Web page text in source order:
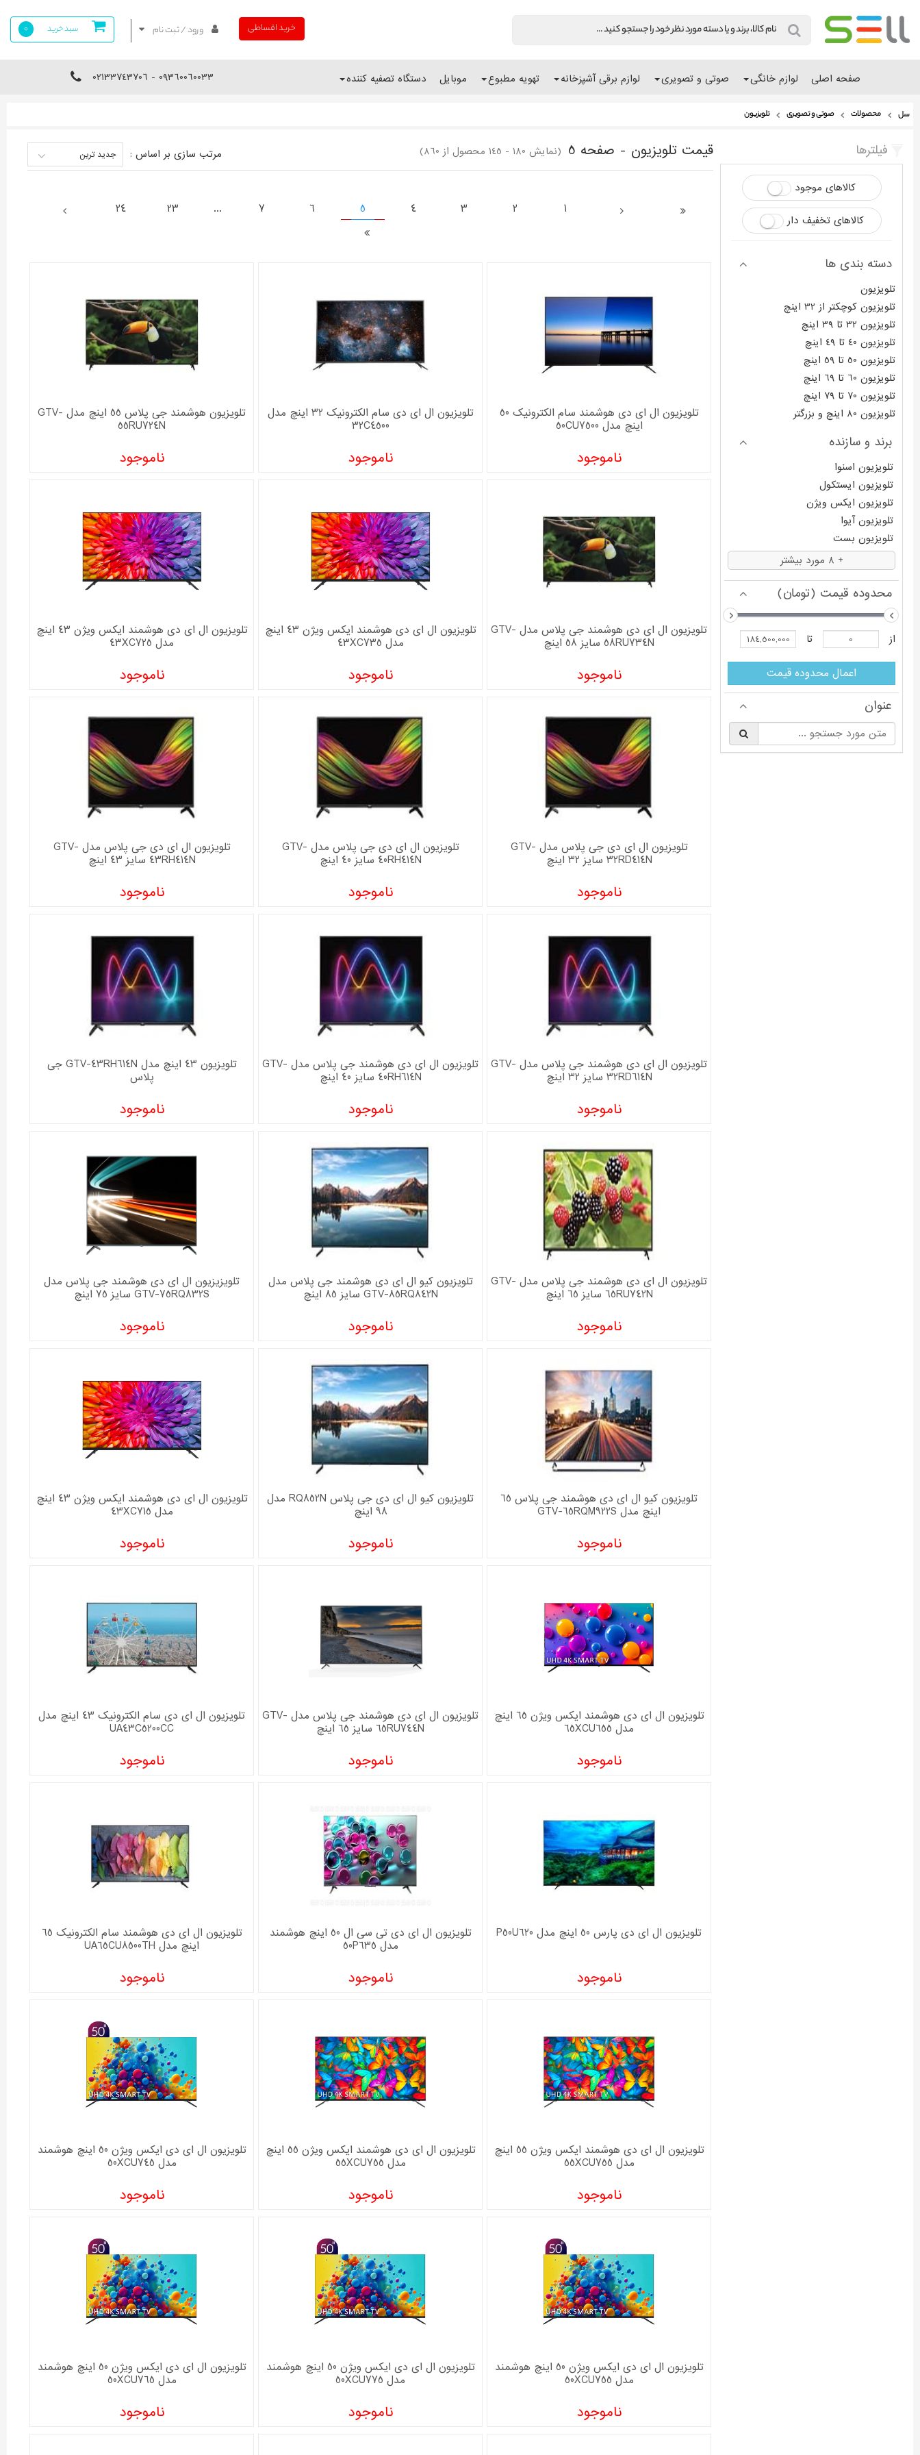
سبد خرید 0 ورود / ثبت نام خرید اقساطی
صفحه اصلی لوازم خانگی صوتی و تصویری لوازم برقی آشپزخانه تهویه مطبوع موبایل دستگاه تصفیه کننده 09360060033 - 02133743706
سل محصولات صوتی و تصویری تلویزیون
فیلترها
کالاهای موجود
کالاهای تخفیف دار
دسته بندی ها
تلویزیون
تلویزیون کوچکتر از 32 اینچ
تلویزیون 32 تا 39 اینچ
تلویزیون 40 تا 49 اینچ
تلویزیون 50 تا 59 اینچ
تلویزیون 60 تا 69 اینچ
تلویزیون 70 تا 79 اینچ
تلویزیون 80 اینچ و بزرگتر
برند و سازنده
تلویزیون اسنوا
تلویزیون ایستکول
تلویزیون ایکس ویژن
تلویزیون آیوا
تلویزیون بست
تلویزیون بست
تلویزیون پارس
تلویزیون تی سی ال
تلویزیون جی پلاس
تلویزیون دوو
تلویزیون سام الکترونیک
تلویزیون نکسار
تلویزیون هیمالیا
+ 8 مورد بیشتر
محدوده قیمت (تومان)
از تا
اعمال محدوده قیمت
عنوان
§
قیمت تلویزیون - صفحه 5 (نمایش 180 - 145 محصول از 860) مرتب سازی بر اساس : جدید ترین
1
2
3
4
5
6
7
...
23
24
تلویزیون ال ای دی هوشمند سام الکترونیک 50
اینچ مدل 50CU7500
ناموجود
تلویزیون ال ای دی سام الکترونیک 32 اینچ مدل
32C4500
ناموجود
تلویزیون هوشمند جی پلاس 55 اینچ مدل GTV-
55RU724N
ناموجود
تلویزیون ال ای دی هوشمند جی پلاس مدل GTV-
58RU734N سایز 58 اینچ
ناموجود
تلویزیون ال ای دی هوشمند ایکس ویژن 43 اینچ
مدل 43XC735
ناموجود
تلویزیون ال ای دی هوشمند ایکس ویژن 43 اینچ
مدل 43XC725
ناموجود
تلویزیون ال ای دی جی پلاس مدل GTV-
32RD414N سایز 32 اینچ
ناموجود
تلویزیون ال ای دی جی پلاس مدل GTV-
40RH414N سایز 40 اینچ
ناموجود
تلویزیون ال ای دی جی پلاس مدل GTV-
43RH414N سایز 43 اینچ
ناموجود
تلویزیون ال ای دی هوشمند جی پلاس مدل GTV-
32RD614N سایز 32 اینچ
ناموجود
تلویزیون ال ای دی هوشمند جی پلاس مدل GTV-
40RH614N سایز 40 اینچ
ناموجود
تلویزیون 43 اینچ مدل GTV-43RH614N جی
پلاس
ناموجود
تلویزیون ال ای دی هوشمند جی پلاس مدل GTV-
65RU742N سایز 65 اینچ
ناموجود
تلویزیون کیو ال ای دی هوشمند جی پلاس مدل
GTV-85RQ842N سایز 85 اینچ
ناموجود
تلویزیزیون ال ای دی هوشمند جی پلاس مدل
GTV-75RQ832S سایز 75 اینچ
ناموجود
تلویزیون کیو ال ای دی هوشمند جی پلاس 65
اینچ مدل GTV-65RQM922S
ناموجود
تلویزیون کیو ال ای دی جی پلاس RQ852N مدل
98 اینچ
ناموجود
تلویزیون ال ای دی هوشمند ایکس ویژن 43 اینچ
مدل 43XC715
ناموجود
تلویزیون ال ای دی هوشمند ایکس ویژن 65 اینچ
مدل 65XCU655
ناموجود
تلویزیون ال ای دی هوشمند جی پلاس مدل GTV-
65RU744N سایز 65 اینچ
ناموجود
تلویزیون ال ای دی سام الکترونیک 43 اینچ مدل
UA43C5200CC
ناموجود
تلویزیون ال ای دی پارس 50 اینچ مدل P50U620
ناموجود
تلویزیون ال ای دی تی سی ال 50 اینچ هوشمند
مدل 50P635
ناموجود
تلویزیون ال ای دی هوشمند سام الکترونیک 65
اینچ مدل UA65CU8500TH
ناموجود
تلویزیون ال ای دی هوشمند ایکس ویژن 55 اینچ
مدل 55XCU755
ناموجود
تلویزیون ال ای دی هوشمند ایکس ویژن 55 اینچ
مدل 55XCU755
ناموجود
تلویزیون ال ای دی ایکس ویژن 50 اینچ هوشمند
مدل 50XCU745
ناموجود
تلویزیون ال ای دی ایکس ویژن 50 اینچ هوشمند
مدل 50XCU755
ناموجود
تلویزیون ال ای دی ایکس ویژن 50 اینچ هوشمند
مدل 50XCU775
ناموجود
تلویزیون ال ای دی ایکس ویژن 50 اینچ هوشمند
مدل 50XCU765
ناموجود